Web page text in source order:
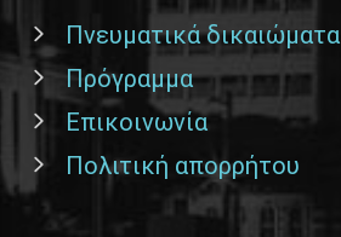
Πνευματικά δικαιώματα
Πρόγραμμα
Επικοινωνία
Πολιτική απορρήτου